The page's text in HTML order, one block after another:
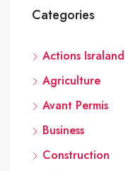
Categories
Actions Israland
Agriculture
Avant Permis
Business
Construction